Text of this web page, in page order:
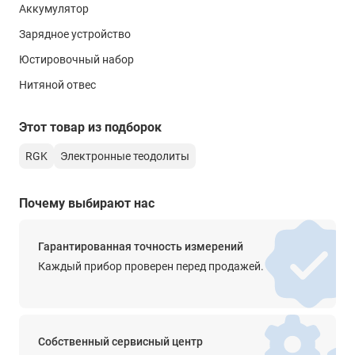
Купить комплект теодолит RGK T-05 (лазерный отвес)
длительных интенсивных измерений с наименьшими
усилиями и затратами времени.
лазерный
2-сторонний ЖК-дисплей
6 клавиш
Элементы питания
Время автономной работы
Аккумулятор
Зарядное устройство
Юстировочный набор
Нитяной отвес
Этот товар из подборок
RGK Электронные теодолиты
Почему выбирают нас
Гарантированная точность измерений
Каждый прибор проверен перед продажей.
Собственный сервисный центр